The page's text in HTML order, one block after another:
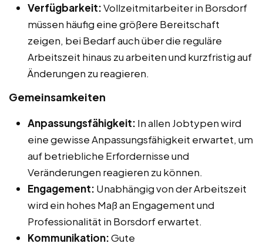
Verfügbarkeit:Vollzeitmitarbeiter in Borsdorf
müssen häufig eine größere Bereitschaft
zeigen, bei Bedarf auch über die reguläre
Arbeitszeit hinaus zu arbeiten und kurzfristig auf
Änderungen zu reagieren.
Gemeinsamkeiten
Anpassungsfähigkeit: In allen Jobtypen wird
eine gewisse Anpassungsfähigkeit erwartet, um
auf betriebliche Erfordernisse und
Veränderungen reagieren zu können.
Engagement: Unabhängig von der Arbeitszeit
wird ein hohes Maß an Engagement und
Professionalität in Borsdorf erwartet.
Kommunikation:Gute